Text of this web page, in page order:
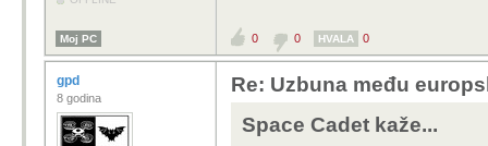
Moj PC 0 0 HVALA 0
gpd
8 godina
Re: Uzbuna među
Space Cadet kaže...